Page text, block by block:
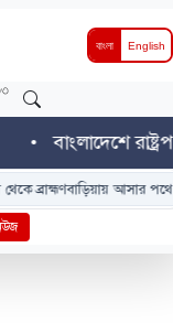
বাংলা English
রাষ্ট্রপতি
আসার পথে 'ডুয়েট'